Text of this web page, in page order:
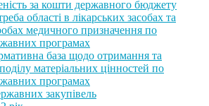
за кошти державного бюджету
області в лікарських засобах та
медичного призначення по
програмах
база щодо отримання та
матеріальних цінностей по
програмах
закупівель